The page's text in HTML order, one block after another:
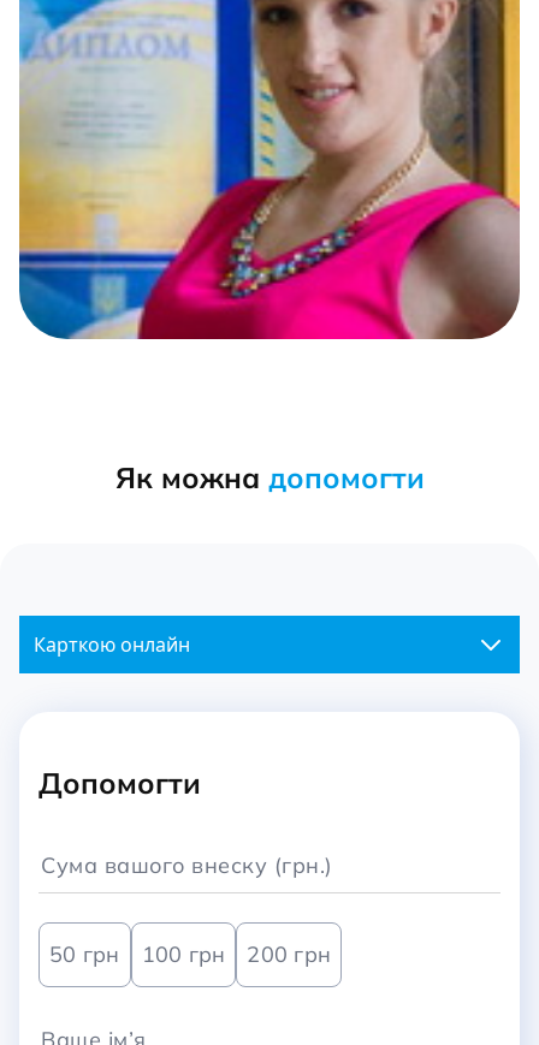
Як можна допомогти
Карткою онлайн
Допомогти
50 грн 100 грн 200 грн